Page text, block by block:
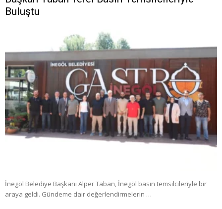
Buluştu
İnegöl Belediye Başkanı Alper Taban, İnegöl basın temsilcileriyle bir
araya geldi. Gündeme dair değerlendirmelerin …